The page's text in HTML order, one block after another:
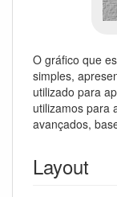
O gráfico que
simples,
utilizado para
utilizamos para
avançados,
Layout